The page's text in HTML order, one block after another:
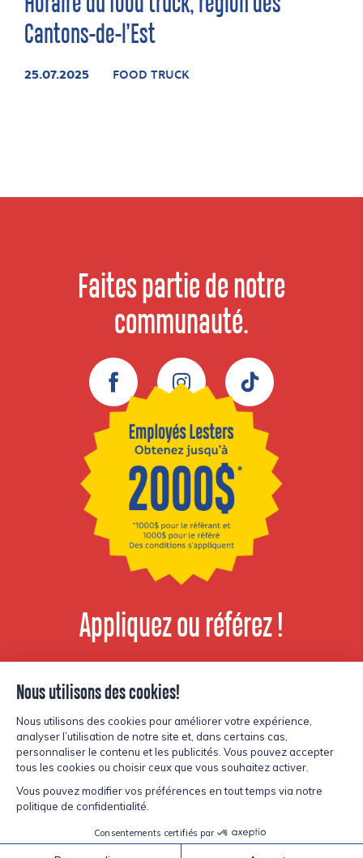
Cantons-de-l’Est
25.07.2025 FOOD TRUCK
Faites partie de notre
communauté.
Facebook Instagram TikTok
Appliquez ou référez !
Voir les postes
disponibles
© Copyright Lesters 2026Politique de confidentialitéSite parKryzalid